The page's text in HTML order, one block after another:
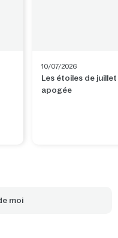
10/07/2026
Les étoiles de juillet
apogée
moi